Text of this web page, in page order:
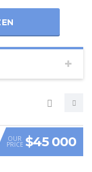
VIDEO
OUR
PRICE $45 000